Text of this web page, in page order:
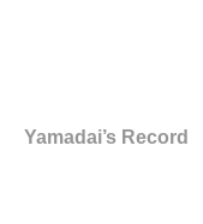
Yamadai’s Record